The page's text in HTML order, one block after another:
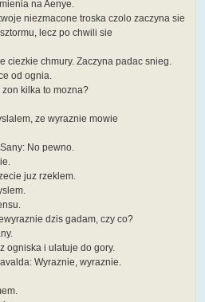
na Aenye.
niezmacone troska czolo zaczyna sie
lecz po chwili sie
ciezkie chmury. Zaczyna padac snieg.
od ognia.
kilka to mozna?
ze wyraznie mowie
No pewno.
juz rzeklem.
dzis gadam, czy co?
ogniska i ulatuje do gory.
Wyraznie, wyraznie.